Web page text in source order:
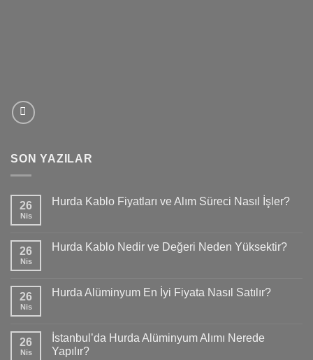
SON YAZILAR
26
Nis
Hurda Kablo Fiyatları ve Alım Süreci Nasıl İşler?
26
Nis
Hurda Kablo Nedir ve Değeri Neden Yüksektir?
26
Nis
Hurda Alüminyum En İyi Fiyata Nasıl Satılır?
26
Nis
İstanbul’da Hurda Alüminyum Alımı Nerede
Yapılır?